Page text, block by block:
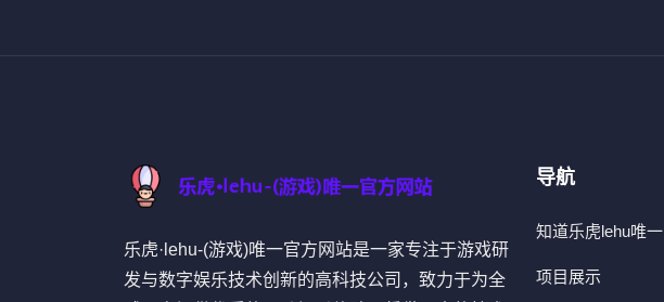
乐虎·lehu-(游戏)唯一官方网站是一家专注于游戏研
发与数字娱乐技术创新的高科技公司，致力于为全
导航
知道乐虎lehu唯
项目展示